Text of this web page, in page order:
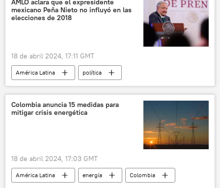
AMLO aclara que el expresidente
mexicano Peña Nieto no influyó en las
elecciones de 2018
18 de abril 2024, 17:11 GMT
América Latina
política
Enrique Peña Nieto
Andrés Manuel López Obrador
Juntos Haremos Historia
Colombia anuncia 15 medidas para
mitigar crisis energética
18 de abril 2024, 17:03 GMT
América Latina energía
Colombia